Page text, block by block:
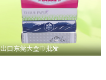
出口东莞大盒巾批发